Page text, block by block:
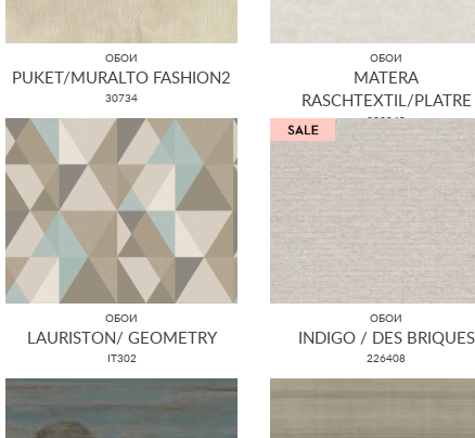
ОБОИ
PUKET/MURALTO FASHION2
30734
ОБОИ
MATERA
RASCHTEXTIL/PLATRE
298849
ОБОИ
LAURISTON/ GEOMETRY
IT302
ОБОИ
INDIGO / DES BRIQUES
226408